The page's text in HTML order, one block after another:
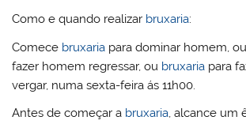
Como e quando realizar bruxaria:
Comece bruxaria para dominar homem, ou
fazer homem regressar, ou bruxaria para
vergar, numa sexta-feira ás 11h00.
Antes de começar a bruxaria, alcance um